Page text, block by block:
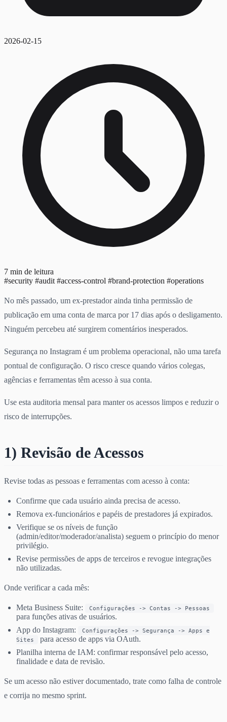
2026-02-15
7 min de leitura
#security #audit #access-control #brand-protection #operations
No mês passado, um ex-prestador ainda tinha permissão de
publicação em uma conta de marca por 17 dias após o desligamento.
Ninguém percebeu até surgirem comentários inesperados.
Segurança no Instagram é um problema operacional, não uma tarefa
pontual de configuração. O risco cresce quando vários colegas,
agências e ferramentas têm acesso à sua conta.
Use esta auditoria mensal para manter os acessos limpos e reduzir o
risco de interrupções.
1) Revisão de Acessos
Revise todas as pessoas e ferramentas com acesso à conta:
Confirme que cada usuário ainda precisa de acesso.
Remova ex-funcionários e papéis de prestadores já expirados.
Verifique se os níveis de função
(admin/editor/moderador/analista) seguem o princípio do menor
privilégio.
Revise permissões de apps de terceiros e revogue integrações
não utilizadas.
Onde verificar a cada mês:
Meta Business Suite: Configurações -> Contas -> Pessoas
para funções ativas de usuários.
App do Instagram:
Configurações -> Segurança -> Apps e
Sites
para acesso de apps via OAuth.
Planilha interna de IAM: confirmar responsável pelo acesso,
finalidade e data de revisão.
Se um acesso não estiver documentado, trate como falha de controle
e corrija no mesmo sprint.